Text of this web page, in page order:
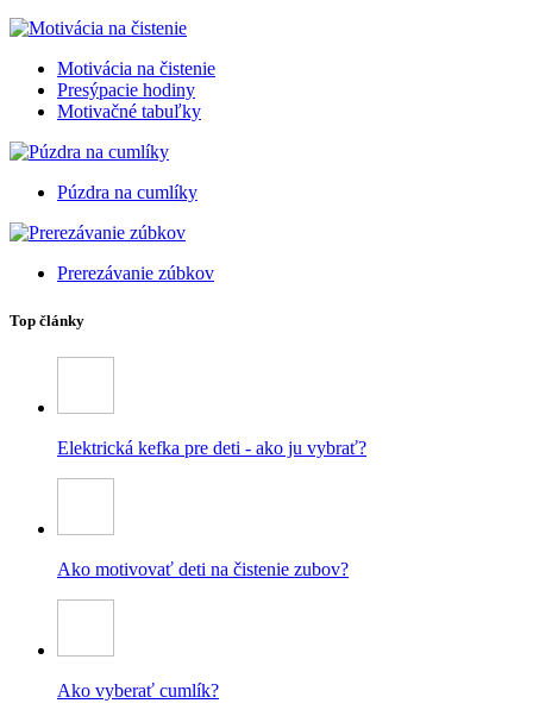
Motivácia na čistenie
Presýpacie hodiny
Motivačné tabuľky
Púzdra na cumlíky
Prerezávanie zúbkov
Top články
Elektrická kefka pre deti - ako ju vybrať?
Ako motivovať deti na čistenie zubov?
Ako vyberať cumlík?